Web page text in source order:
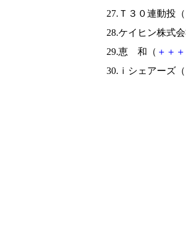
27.Ｔ３０連動投（
28.ケイヒン株式
29.恵 和（ ＋ ＋ ＋
30.ｉシェアーズ（